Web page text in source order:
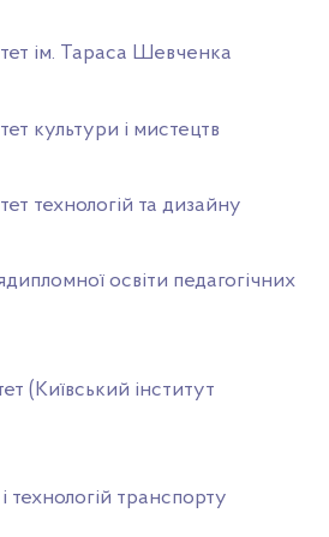
ім. Тараса Шевченка
культури і мистецтв
технологій та дизайну
освіти педагогічних
(Київський інститут
технологій транспорту